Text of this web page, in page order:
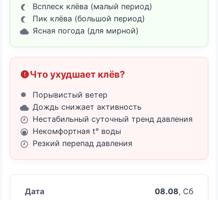
Всплеск клёва (малый период)
Пик клёва (большой период)
Ясная погода (для мирной)
Что ухудшает клёв?
Порывистый ветер
Дождь снижает активность
Нестабильный суточный тренд давления
Некомфортная t° воды
Резкий перепад давления
08.08, Сб